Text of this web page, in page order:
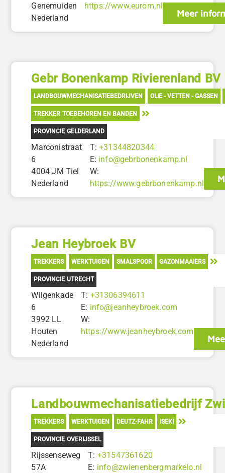
Genemuiden
Nederland
https://www.eurom.nl
Meer
Gebr Bonenkamp Rivierenland BV
LANDBOUWMECHANISATIEBEDRIJVEN OLIE - VETTEN - GASSEN
TREKKER TOEBEHOREN EN BANDEN
PROVINCIE GELDERLAND
Marconistraat
6
4004 JM Tiel
Nederland
T:+31344820344
E: info@gebrbonenkamp.nl
W:
https://www.gebrbonenkamp.nl
Jean Heybroek BV
TREKKERS WERKTUIGEN SMALSPOOR GAZONMAAIERS
PROVINCIE UTRECHT
Wilgenkade
6
3992 LL
Houten
Nederland
T: +31306394611
E: info@jeanheybroek.com
W:
https://www.jeanheybroek.com
Landbouwmechanisatiebedrijf
TREKKERS WERKTUIGEN DEUTZ-FAHR ISEKI
PROVINCIE OVERIJSSEL
Rijssenseweg
57A
T: +31547361620
E: info@zwienenbergmarkelo.nl